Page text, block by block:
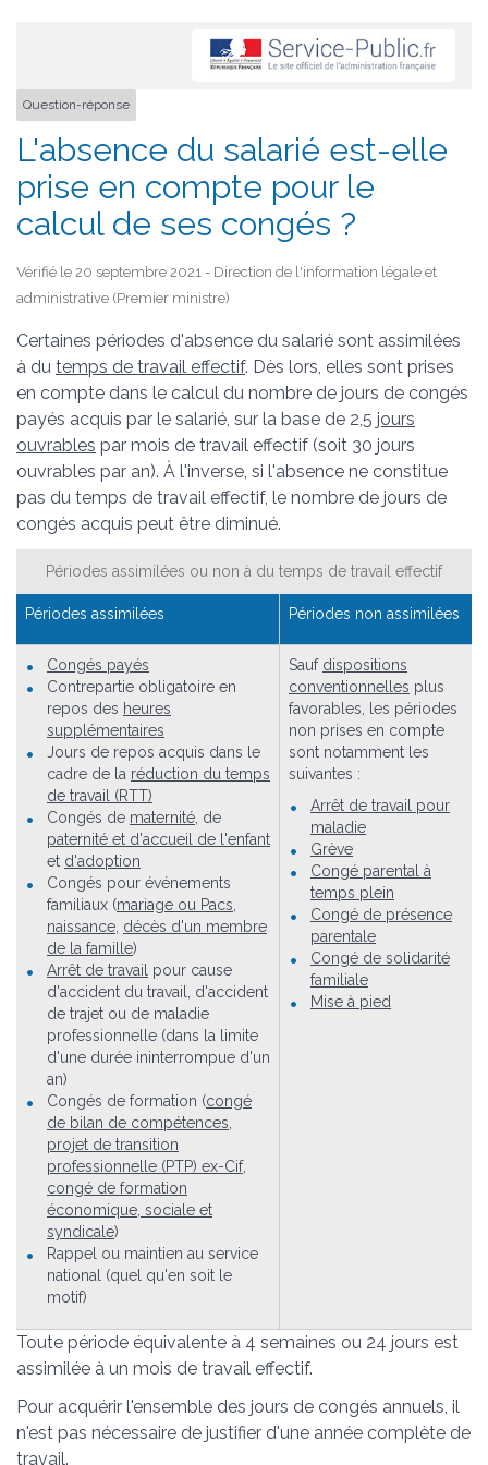
Question-réponse
L'absence du salarié est-elle
prise en compte pour le
calcul de ses congés ?
Vérifié le 20 septembre 2021 - Direction de l'information légale et
administrative (Premier ministre)
Certaines périodes d'absence du salarié sont assimilées
à du temps de travail effectif. Dès lors, elles sont prises
en compte dans le calcul du nombre de jours de congés
payés acquis par le salarié, sur la base de 2,5 jours
ouvrables par mois de travail effectif (soit 30 jours
ouvrables par an). À l'inverse, si l'absence ne constitue
pas du temps de travail effectif, le nombre de jours de
congés acquis peut être diminué.
Périodes assimilées ou non à du temps de travail effectif
Périodes assimilées Périodes non assimilées
Congés payés
Contrepartie obligatoire en
repos des heures
supplémentaires
Jours de repos acquis dans le
cadre de la réduction du temps
de travail (RTT)
Congés de maternité , de
paternité et d'accueil de l'enfant
et d'adoption
Congés pour événements
familiaux (mariage ou Pacs
naissance décès d'un membre
de la famille)
Arrêt de travail pour cause
d'accident du travail, d'accident
de trajet ou de maladie
professionnelle (dans la limite
d'une durée ininterrompue d'un
an)
Congés de formation (congé
de bilan de compétences
projet de transition
professionnelle (PTP) ex-Cif,
congé de formation
économique, sociale et
syndicale)
Rappel ou maintien au service
national (quel qu'en soit le
motif)
Sauf dispositions
conventionnelles plus
favorables, les périodes
non prises en compte
sont notamment les
suivantes :
Arrêt de travail pour
maladie
Grève
Congé parental à
temps plein
Congé de présence
parentale
Congé de solidarité
familiale
Mise à pied
Toute période équivalente à 4 semaines ou 24 jours est
assimilée à un mois de travail effectif.
Pour acquérir l'ensemble des jours de congés annuels, il
n'est pas nécessaire de justifier d'une année complète de
travail.